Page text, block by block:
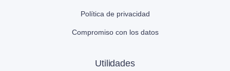
Política de privacidad
Compromiso con los datos
Utilidades